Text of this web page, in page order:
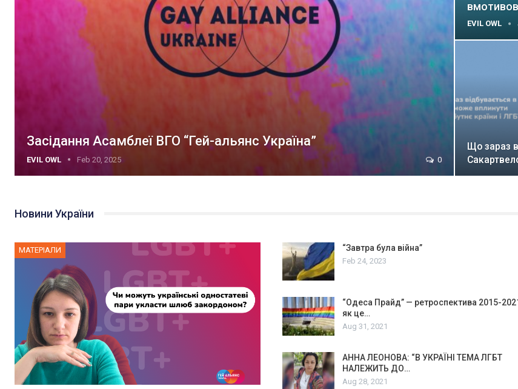
Засідання Асамблеї ВГО “Гей-альянс Україна”
EVIL OWL Feb 20, 2025 0
EVIL OWL
Що зараз
Новини України
МАТЕРІАЛИ “Завтра була війна”
Feb 24, 2023
“Одеса Прайд” — ретроспектива 2015-
як це…
Aug 31, 2021
АННА ЛЕОНОВА: “В УКРАЇНІ ТЕМА ЛГБТ
НАЛЕЖИТЬ ДО…
Aug 28, 2021